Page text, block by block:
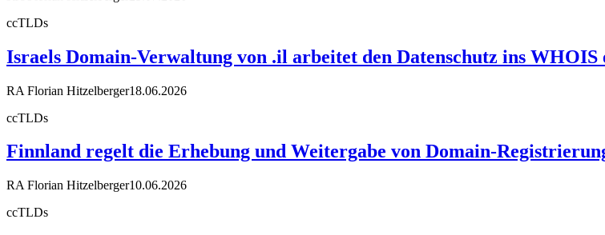
ccTLDs
Israels Domain-Verwaltung von .il arbeitet den Datenschutz ins WHOIS
RA Florian Hitzelberger18.06.2026
ccTLDs
Finnland regelt die Erhebung und Weitergabe von Domain-
RA Florian Hitzelberger10.06.2026
ccTLDs